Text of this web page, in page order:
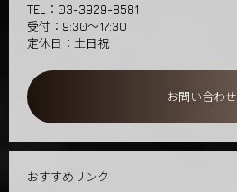
TEL：03-3929-8581
受付：9:30～17:30
定休日：土日祝
お問い合わせ
おすすめリンク